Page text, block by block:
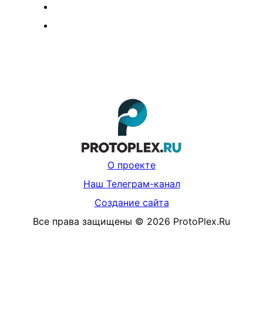
О проекте
Наш Телеграм-канал
Создание сайта
Все права защищены © 2026 ProtoPlex.Ru